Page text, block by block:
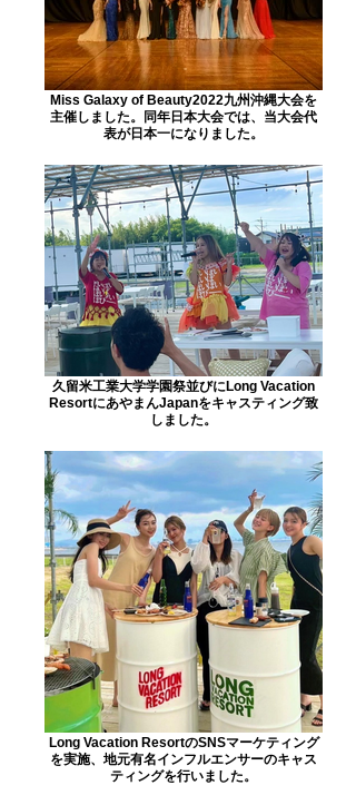
Miss Galaxy of Beauty2022九州沖縄大会を
主催しました。同年日本大会では、当大会代
表が日本一になりました。
久留米工業大学学園祭並びにLong Vacation
ResortにあやまんJapanをキャスティング致
しました。
Long Vacation ResortのSNSマーケティング
を実施、地元有名インフルエンサーのキャス
ティングを行いました。